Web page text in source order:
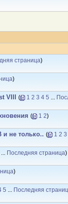
страница)
)
VIII ( 1 2 3 4 5 ...
( 1 2)
не только.. ( 1 2 3
... Последняя страница)
)
5 ... Последняя